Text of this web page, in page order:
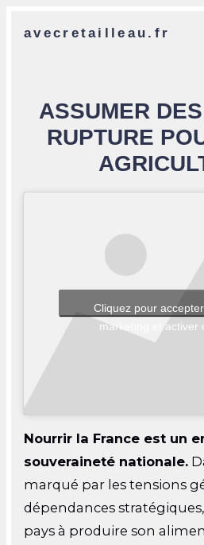
avecretailleau.fr
ASSUMER
RUPTURE
Cliquez pour
marketing et activer
Nourrir la France est un
souveraineté nationale.
marqué par les tensions
dépendances
pays à produire son